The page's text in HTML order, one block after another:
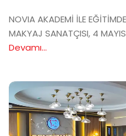
NOVIA AKADEMİ İLE
MAKYAJ SANATÇISI, 4
Devamı...